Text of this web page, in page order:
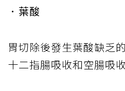
．葉酸
胃切除後發生葉酸缺乏
十二指腸吸收和空腸吸